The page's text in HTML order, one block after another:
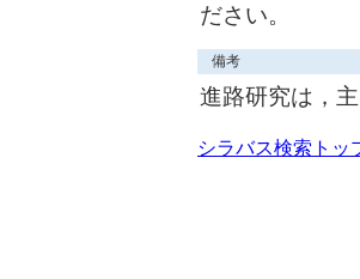
ださい。
備考
進路研究は，
シラバス検索トッ